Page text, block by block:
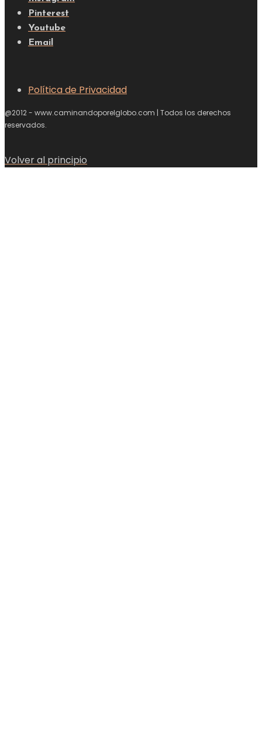
Pinterest
Youtube
Email
Política de Privacidad
@2012 - www.caminandoporelglobo.com | Todos los derechos
reservados.
Volver al principio